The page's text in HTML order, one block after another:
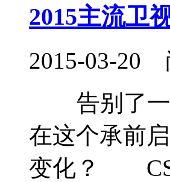
2015主流卫
2015-03-20
告别了一
在这个承前
变化？